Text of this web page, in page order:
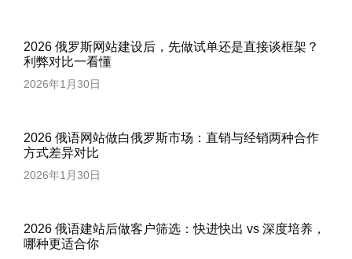
2026 俄罗斯网站建设后，先做试单还是直接谈框架？
利弊对比一看懂
2026年1月30日
2026 俄语网站做白俄罗斯市场：直销与经销两种合作
方式差异对比
2026年1月30日
2026 俄语建站后做客户筛选：快进快出 vs 深度培养，
哪种更适合你